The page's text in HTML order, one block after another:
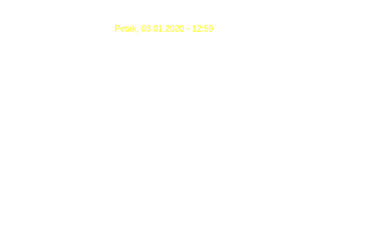
Petak, 03.01.2020 - 12:59